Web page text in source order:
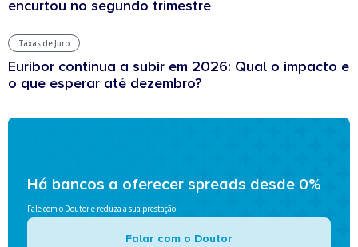
encurtou no segundo trimestre
Taxas de Juro
Euribor continua a subir em 2026: Qual o impacto e
o que esperar até dezembro?
Há bancos a oferecer spreads desde 0%
Fale com o Doutor e reduza a sua prestação
Falar com o Doutor